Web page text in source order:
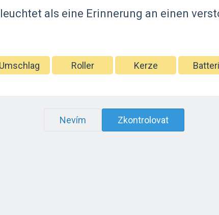
als eine Erinnerung an einen
Roller Kerze
Nevím Zkontrolovat